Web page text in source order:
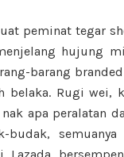
peminat tegar
hujung
barang
belaka. Rugi wei,
apa peralatan
budak,